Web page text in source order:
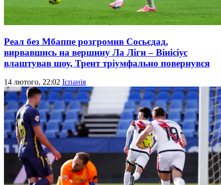
Реал без Мбаппе розгромив Сосьєдад,
вирвавшись на вершину Ла Ліги – Вінісіус
влаштував шоу, Трент тріумфально повернувся
14 лютого, 22:02 Іспанія